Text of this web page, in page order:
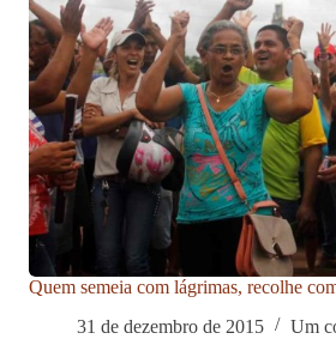
Quem semeia com lágrimas, recolhe
31 de dezembro de 2015
Um